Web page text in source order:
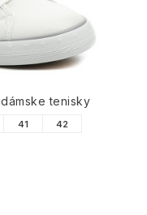
tenisky
41 42